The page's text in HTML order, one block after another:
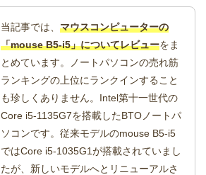
当記事では、マウスコンピューターの
「mouse B5-i5」についてレビューをま
とめています。ノートパソコンの売れ筋
ランキングの上位にランクインすること
も珍しくありません。Intel第十一世代の
Core i5-1135G7を搭載したBTOノートパ
ソコンです。従来モデルのmouse B5-i5
ではCore i5-1035G1が搭載されていまし
たが、新しいモデルへとリニューアルさ